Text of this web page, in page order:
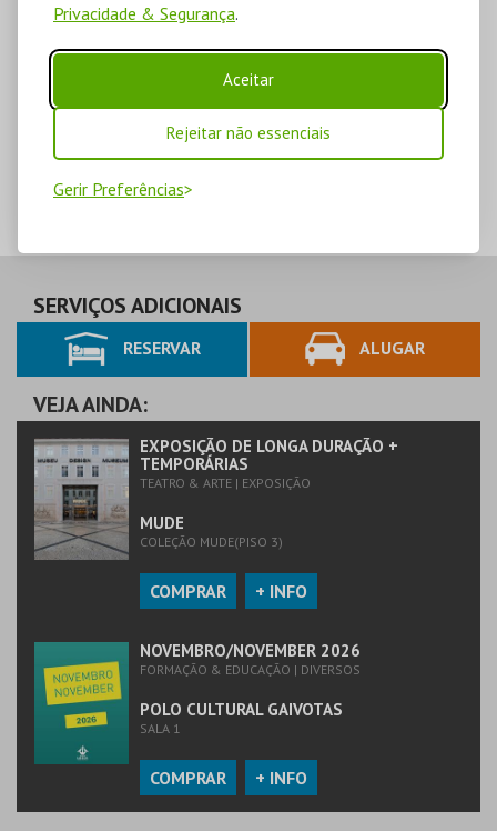
Privacidade & Segurança.
Aceitar
Rejeitar não essenciais
Gerir Preferências
SERVIÇOS ADICIONAIS
RESERVAR ALUGAR
VEJA AINDA:
EXPOSIÇÃO DE LONGA DURAÇÃO +
TEMPORÁRIAS
TEATRO & ARTE | EXPOSIÇÃO
MUDE
COLEÇÃO MUDE(PISO 3)
COMPRAR + INFO
NOVEMBRO/NOVEMBER 2026
FORMAÇÃO & EDUCAÇÃO | DIVERSOS
POLO CULTURAL GAIVOTAS
SALA 1
COMPRAR + INFO